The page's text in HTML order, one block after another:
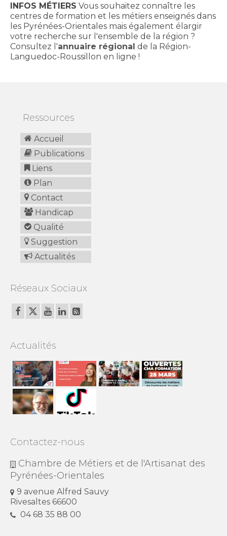
INFOS MÉTIERS Vous souhaitez connaître les
centres de formation et les métiers enseignés dans
les Pyrénées-Orientales mais également élargir
votre recherche sur l'ensemble de la région ?
Consultez l'annuaire régional de la Région-
Languedoc-Roussillon en ligne !
Ressources
Accueil
Publications
Liens
Plan
Contact
Handicap
Qualité
Suggestion
Actualités
Réseaux Sociaux
Actualités
Contactez-nous
Chambre de Métiers et de l'Artisanat des
Pyrénées-Orientales
9 avenue Alfred Sauvy
Rivesaltes 66600
04 68 35 88 00